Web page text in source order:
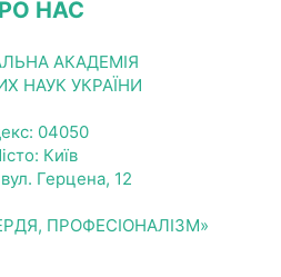
НАС
АКАДЕМІЯ
НАУК УКРАЇНИ
04050
Київ
Герцена, 12
ПРОФЕСІОНАЛІЗМ»